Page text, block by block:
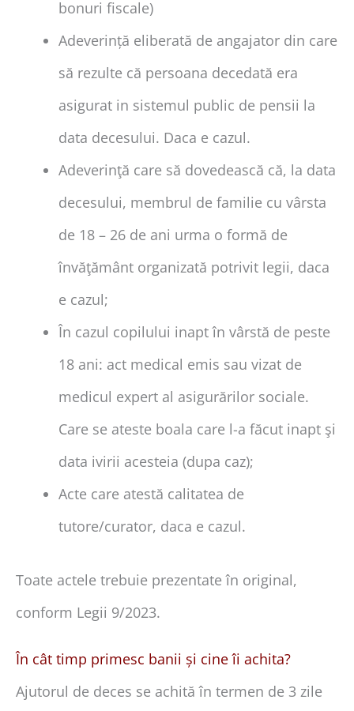
bonuri fiscale)
Adeverință eliberată de angajator din care
să rezulte că persoana decedată era
asigurat in sistemul public de pensii la
data decesului. Daca e cazul.
Adeverinţă care să dovedească că, la data
decesului, membrul de familie cu vârsta
de 18 – 26 de ani urma o formă de
învăţământ organizată potrivit legii, daca
e cazul;
În cazul copilului inapt în vârstă de peste
18 ani: act medical emis sau vizat de
medicul expert al asigurărilor sociale.
Care se ateste boala care l-a făcut inapt şi
data ivirii acesteia (dupa caz);
Acte care atestă calitatea de
tutore/curator, daca e cazul.
Toate actele trebuie prezentate în original,
conform Legii 9/2023.
În cât timp primesc banii și cine îi achita?
Ajutorul de deces se achită în termen de 3 zile